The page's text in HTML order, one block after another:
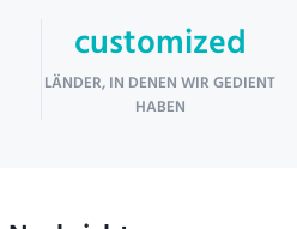
customized
LÄNDER, IN DENEN WIR GEDIENT
HABEN